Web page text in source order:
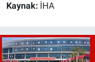
Kaynak: İHA